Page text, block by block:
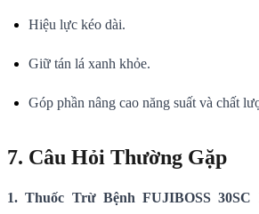
Hiệu lực kéo dài.
Giữ tán lá xanh khỏe.
Góp phần nâng cao năng suất và chất
7. Câu Hỏi Thường Gặp
1. Thuốc Trừ Bệnh FUJIBOSS 30SC